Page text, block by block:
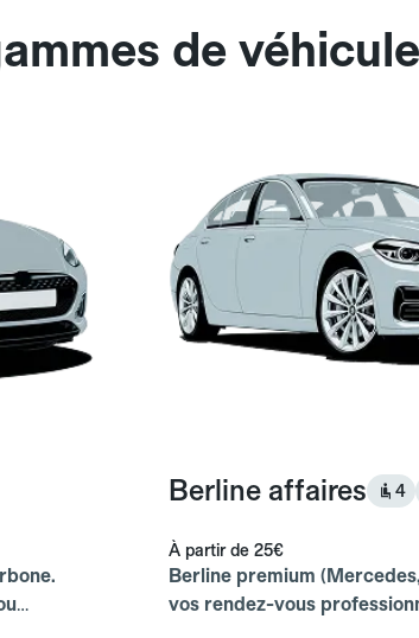
de
Berline affaires 4
À partir de 25€
Berline premium
vos rendez-vous